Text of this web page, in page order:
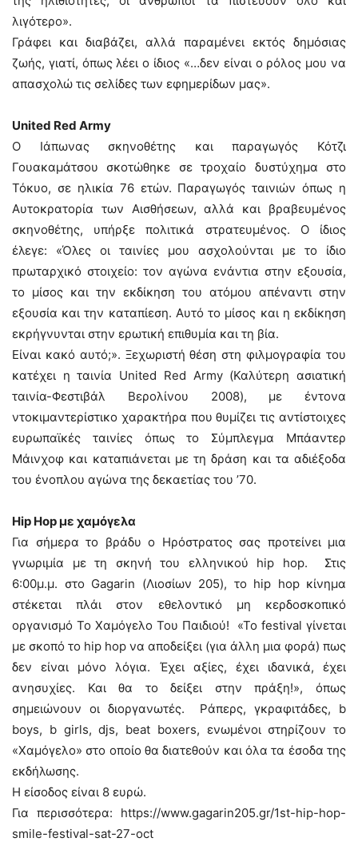
λιγότερο».
Γράφει και διαβάζει, αλλά παραμένει εκτός δημόσιας
ζωής, γιατί, όπως λέει ο ίδιος «…δεν είναι ο ρόλος μου να
απασχολώ τις σελίδες των εφημερίδων μας».
United Red Army
Ο Iάπωνας σκηνοθέτης και παραγωγός Κότζι
Γουακαμάτσου σκοτώθηκε σε τροχαίο δυστύχημα στο
Τόκυο, σε ηλικία 76 ετών. Παραγωγός ταινιών όπως η
Αυτοκρατορία των Αισθήσεων, αλλά και βραβευμένος
σκηνοθέτης, υπήρξε πολιτικά στρατευμένος. Ο ίδιος
έλεγε: «Όλες οι ταινίες μου ασχολούνται με το ίδιο
πρωταρχικό στοιχείο: τον αγώνα ενάντια στην εξουσία,
το μίσος και την εκδίκηση του ατόμου απέναντι στην
εξουσία και την καταπίεση. Αυτό το μίσος και η εκδίκηση
εκρήγνυνται στην ερωτική επιθυμία και τη βία.
Είναι κακό αυτό;». Ξεχωριστή θέση στη φιλμογραφία του
κατέχει η ταινία United Red Army (Καλύτερη ασιατική
ταινία-Φεστιβάλ Βερολίνου 2008), με έντονα
ντοκιμαντερίστικο χαρακτήρα που θυμίζει τις αντίστοιχες
ευρωπαϊκές ταινίες όπως το Σύμπλεγμα Μπάαντερ
Μάινχοφ και καταπιάνεται με τη δράση και τα αδιέξοδα
του ένοπλου αγώνα της δεκαετίας του ’70.
Hip Hop με χαμόγελα
Για σήμερα το βράδυ ο Ηρόστρατος σας προτείνει μια
γνωριμία με τη σκηνή του ελληνικού hip hop. Στις
6:00μ.μ. στο Gagarin (Λιοσίων 205), το hip hop κίνημα
στέκεται πλάι στον εθελοντικό μη κερδοσκοπικό
οργανισμό Το Χαμόγελο Του Παιδιού! «Το festival γίνεται
με σκοπό το hip hop να αποδείξει (για άλλη μια φορά) πως
δεν είναι μόνο λόγια. Έχει αξίες, έχει ιδανικά, έχει
ανησυχίες. Και θα το δείξει στην πράξη!», όπως
σημειώνουν οι διοργανωτές. Ράπερς, γκραφιτάδες, b
boys, b girls, djs, beat boxers, ενωμένοι στηρίζουν το
«Χαμόγελο» στο οποίο θα διατεθούν και όλα τα έσοδα της
εκδήλωσης.
Η είσοδος είναι 8 ευρώ.
Για περισσότερα: https://www.gagarin205.gr/1st-hip-hop-
smile-festival-sat-27-oct